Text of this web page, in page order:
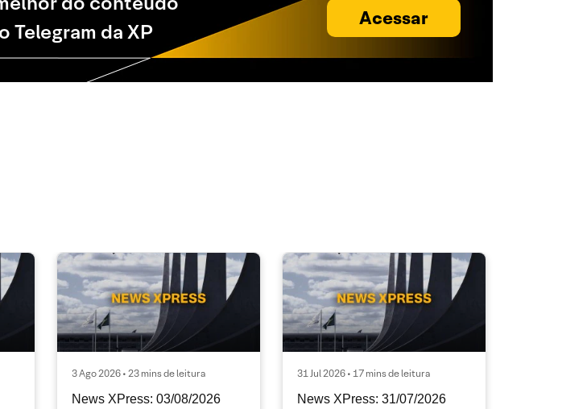
Telegram da XP
Acessar
3 Ago 2026 • 23 mins de leitura
News XPress: 03/08/2026
31 Jul 2026 • 17 mins de leitura
News XPress: 31/07/2026